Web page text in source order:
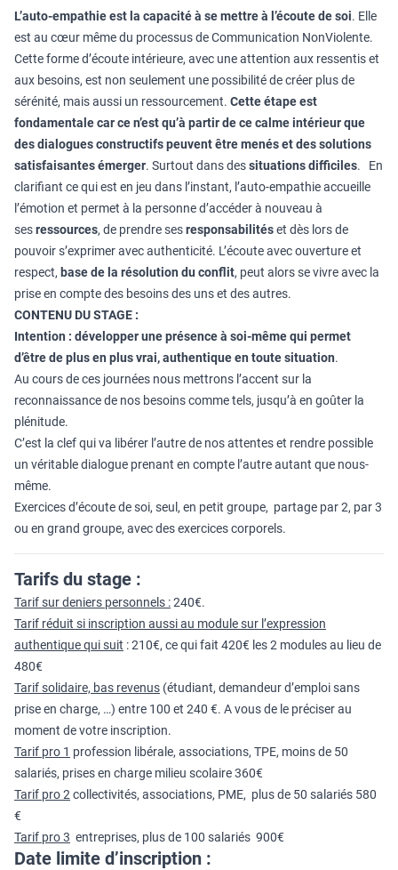
L’auto-empathie est la capacité à se mettre à l’écoute de soi. Elle
est au cœur même du processus de Communication NonViolente.
Cette forme d’écoute intérieure, avec une attention aux ressentis et
aux besoins, est non seulement une possibilité de créer plus de
sérénité, mais aussi un ressourcement. Cette étape est
fondamentale car ce n’est qu’à partir de ce calme intérieur que
des dialogues constructifs peuvent être menés et des solutions
satisfaisantes émerger. Surtout dans dessituations difficiles. En
clarifiant ce qui est en jeu dans l’instant, l’auto-empathie accueille
l’émotion et permet à la personne d’accéder à nouveau à
sesressources, de prendre sesresponsabilitéset dès lors de
pouvoir s’exprimer avec authenticité. L’écoute avec ouverture et
respect, base de la résolution du conflit, peut alors se vivre avec la
prise en compte des besoins des uns et des autres.
CONTENU DU STAGE :
Intention : développer une présence à soi-même qui permet
d’être de plus en plus vrai, authentique en toute situation.
Au cours de ces journées nous mettrons l’accent sur la
reconnaissance de nos besoins comme tels, jusqu’à en goûter la
plénitude.
C’est la clef qui va libérer l’autre de nos attentes et rendre possible
un véritable dialogue prenant en compte l’autre autant que nous-
même.
Exercices d’écoute de soi, seul, en petit groupe, partage par 2, par 3
ou en grand groupe, avec des exercices corporels.
Tarifs du stage :
Tarif sur deniers personnels :240€.
Tarif réduit si inscription aussi au module sur l’expression
authentique qui suit : 210€, ce qui fait 420€ les 2 modules au lieu de
480€
Tarif solidaire, bas revenus (étudiant, demandeur d’emploi sans
prise en charge, …) entre 100 et 240 €. A vous de le préciser au
moment de votre inscription.
Tarif pro 1 profession libérale, associations, TPE, moins de 50
salariés, prises en charge milieu scolaire 360€
Tarif pro 2 collectivités, associations, PME, plus de 50 salariés 580
€
Tarif pro 3 entreprises, plus de 100 salariés 900€
Date limite d’inscription :